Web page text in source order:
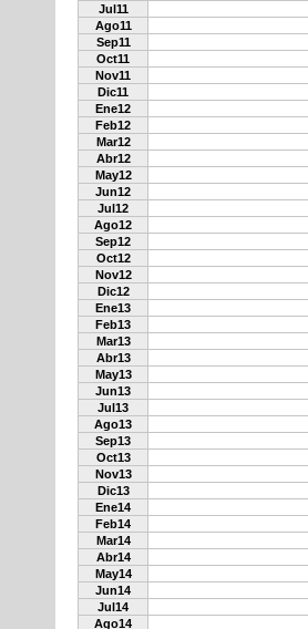
Jul11
Ago11
Sep11
Oct11
Nov11
Dic11
Ene12
Feb12
Mar12
Abr12
May12
Jun12
Jul12
Ago12
Sep12
Oct12
Nov12
Dic12
Ene13
Feb13
Mar13
Abr13
May13
Jun13
Jul13
Ago13
Sep13
Oct13
Nov13
Dic13
Ene14
Feb14
Mar14
Abr14
May14
Jun14
Jul14
Ago14